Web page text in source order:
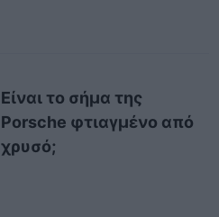
Είναι το σήμα της
Porsche φτιαγμένο από
χρυσό;